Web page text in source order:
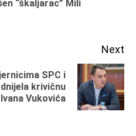
“škaljarac” Mili
Next
SPC i
krivičnu
Vukovića